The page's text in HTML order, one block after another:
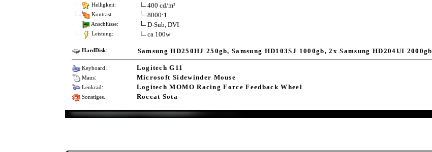
Helligkeit: 400 cd/m²
Kontrast: 8000:1
Anschlüsse: D-Sub, DVI
Leistung: ca 100w
HardDisk: Samsung HD250HJ 250gb, Samsung HD103SJ 1000gb, 2x Samsung HD204UI 2000gb
Keyboard: Logitech G11
Maus: Microsoft Sidewinder Mouse
Lenkrad: Logitech MOMO Racing Force Feedback Wheel
Sonstiges: Roccat Sota